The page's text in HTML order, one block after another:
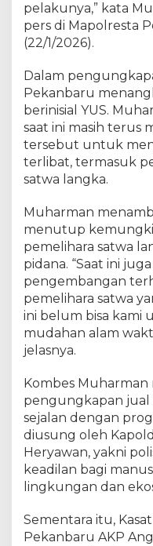
i
R
u
,
O
w
a
D
i
a
R
p
1
0
J
u
t
pelakunya,” kata
pers di Mapolresta
(22/1/2026).
Dalam
Pekanbaru
berinisial YUS.
saat ini masih terus
tersebut untuk
terlibat, termasuk
satwa langka.
Muharman
menutup
pemelihara satwa
pidana. “Saat ini
pengembangan
pemelihara satwa
ini belum bisa kami
mudahan alam
jelasnya.
Kombes
pengungkapan jual
sejalan dengan
diusung oleh
Heryawan, yakni
keadilan bagi
lingkungan dan
Sementara itu,
Pekanbaru AKP